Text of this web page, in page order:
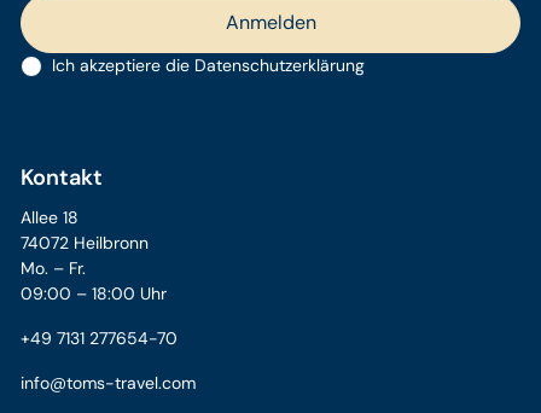
Ich akzeptiere die Datenschutzerklärung
Kontakt
Allee 18
74072 Heilbronn
Mo. – Fr.
09:00 – 18:00 Uhr
+49 7131 277654-70
info@toms-travel.com